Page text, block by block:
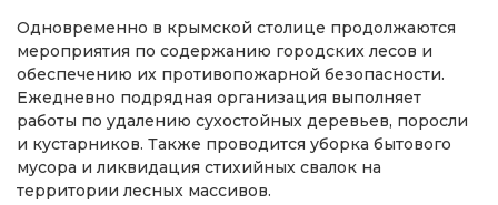
Одновременно в крымской столице продолжаются
мероприятия по содержанию городских лесов и
обеспечению их противопожарной безопасности.
Ежедневно подрядная организация выполняет
работы по удалению сухостойных деревьев, поросли
и кустарников. Также проводится уборка бытового
мусора и ликвидация стихийных свалок на
территории лесных массивов.